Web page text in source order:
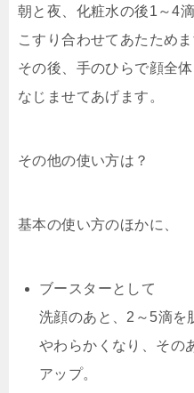
朝と夜、化粧水の後1～4
こすり合わせてあたためま
その後、手のひらで顔全
なじませてあげます。
その他の使い方は？
基本の使い方のほかに、
ブースターとして
洗顔のあと、2～5滴を
やわらかくなり、その
アップ。